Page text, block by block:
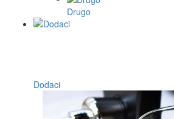
Drugo
Dodaci